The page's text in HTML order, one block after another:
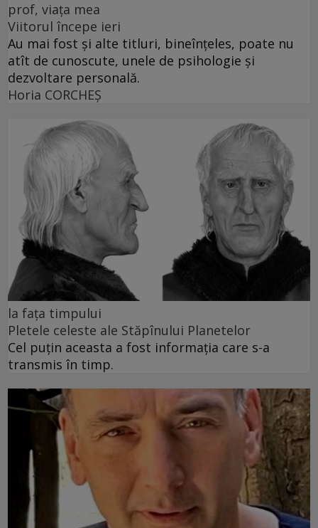
prof, viața mea
Viitorul începe ieri
Au mai fost și alte titluri, bineînțeles, poate nu
atît de cunoscute, unele de psihologie și
dezvoltare personală.
Horia CORCHEŞ
la fața timpului
Pletele celeste ale Stăpînului Planetelor
Cel puţin aceasta a fost informaţia care s-a
transmis în timp.